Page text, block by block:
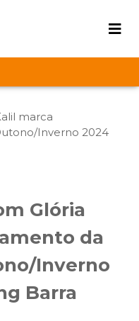
Glória
da
Inverno
Barra